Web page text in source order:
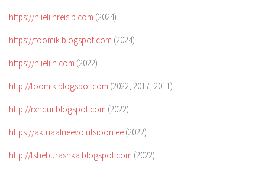
https://hiieliinreisib.com (2024)
https://toomik.blogspot.com (2024)
https://hiieliin.com (2022)
http://toomik.blogspot.com (2022, 2017, 2011)
http://rxndur.blogspot.com (2022)
https://aktuaalneevolutsioon.ee (2022)
http://tsheburashka.blogspot.com (2022)